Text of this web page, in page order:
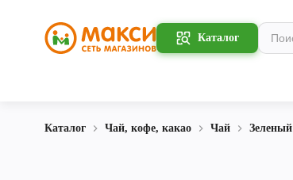
Каталог
Каталог Чай, кофе, какао Чай Зеленый